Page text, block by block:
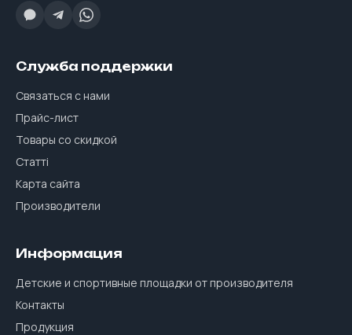
Служба поддержки
Связаться с нами
Прайс-лист
Товары со скидкой
Статті
Карта сайта
Производители
Информация
Детские и спортивные площадки от производителя
Контакты
Продукция